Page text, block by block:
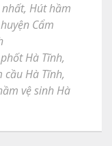
nhất, Hút hầm
Cẩm
Hà Tĩnh,
cầu Hà Tĩnh,
vệ sinh Hà